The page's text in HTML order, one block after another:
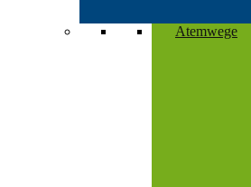
Atemwege